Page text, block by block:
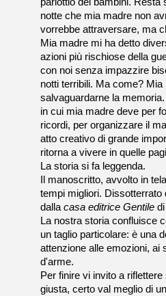
notte che mia madre non
vorrebbe attraversare, ma
Mia madre mi ha detto
azioni più rischiose della
con noi senza impazzire
notti terribili. Ma come?
salvaguardarne la
in cui mia madre deve per
ricordi, per organizzare il
atto creativo di grande
ritorna a vivere in quelle
La storia si fa leggenda.
Il manoscritto, avvolto in
tempi migliori. Dissotterrato
dalla casa editrice Gentile
La nostra storia confluisce
un taglio particolare: è una
attenzione alle emozioni, ai
d'arme.
Per finire vi invito a
giusta, certo val meglio di